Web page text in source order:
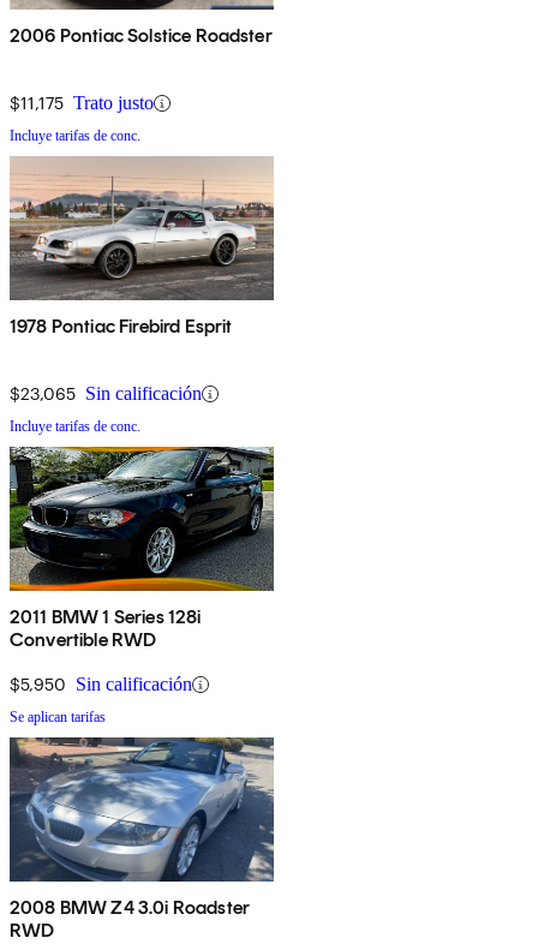
2006 Pontiac Solstice Roadster
$11,175 Trato justo
Incluye tarifas de conc.
1978 Pontiac Firebird Esprit
$23,065 Sin calificación
Incluye tarifas de conc.
2011 BMW 1 Series 128i
Convertible RWD
$5,950 Sin calificación
Se aplican tarifas
2008 BMW Z4 3.0i Roadster
RWD